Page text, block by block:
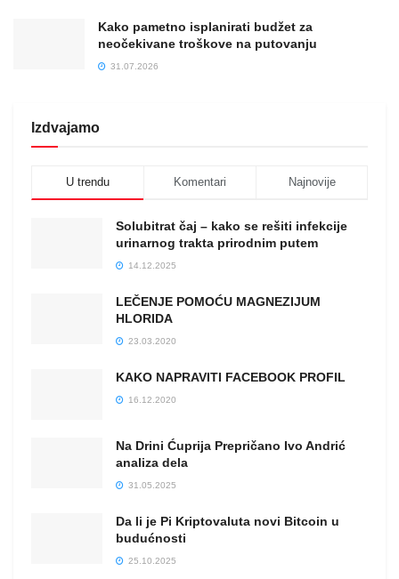
Kako pametno isplanirati budžet za
neočekivane troškove na putovanju
31.07.2026
Izdvajamo
U trendu Komentari Najnovije
Solubitrat čaj – kako se rešiti infekcije
urinarnog trakta prirodnim putem
14.12.2025
LEČENJE POMOĆU MAGNEZIJUM
HLORIDA
23.03.2020
KAKO NAPRAVITI FACEBOOK PROFIL
16.12.2020
Na Drini Ćuprija Prepričano Ivo Andrić
analiza dela
31.05.2025
Da li je Pi Kriptovaluta novi Bitcoin u
budućnosti
25.10.2025